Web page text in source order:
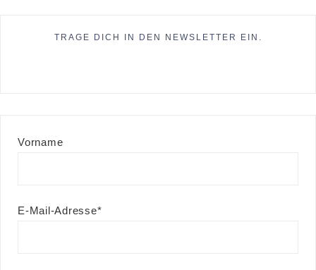
TRAGE DICH IN DEN NEWSLETTER EIN.
Vorname
E-Mail-Adresse*